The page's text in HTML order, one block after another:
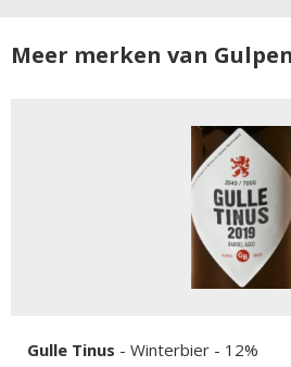
Meer merken van
Gulle Tinus - Winterbier - 12%